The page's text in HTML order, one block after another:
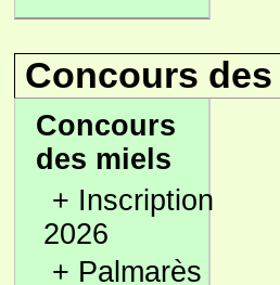
Concours des
Concours
des miels
+ Inscription
2026
+ Palmarès